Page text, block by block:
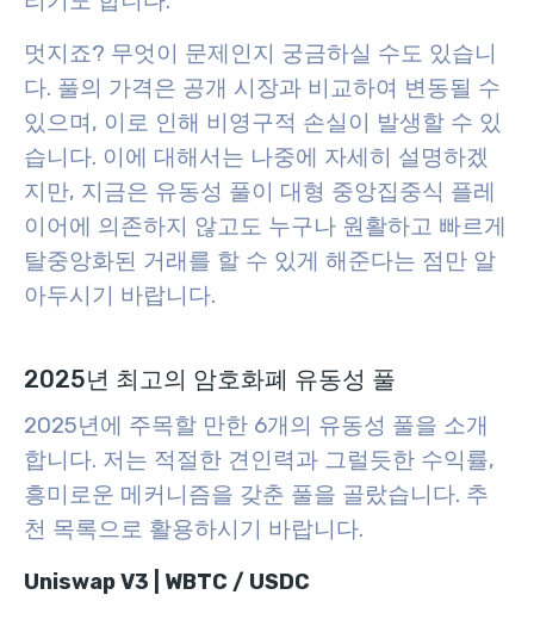
멋지죠? 무엇이 문제인지 궁금하실 수도 있습니
다. 풀의 가격은 공개 시장과 비교하여 변동될 수
있으며, 이로 인해 비영구적 손실이 발생할 수 있
습니다. 이에 대해서는 나중에 자세히 설명하겠
지만, 지금은 유동성 풀이 대형 중앙집중식 플레
이어에 의존하지 않고도 누구나 원활하고 빠르게
탈중앙화된 거래를 할 수 있게 해준다는 점만 알
아두시기 바랍니다.
2025년 최고의 암호화폐 유동성 풀
2025년에 주목할 만한 6개의 유동성 풀을 소개
합니다. 저는 적절한 견인력과 그럴듯한 수익률,
흥미로운 메커니즘을 갖춘 풀을 골랐습니다. 추
천 목록으로 활용하시기 바랍니다.
Uniswap V3 | WBTC / USDC